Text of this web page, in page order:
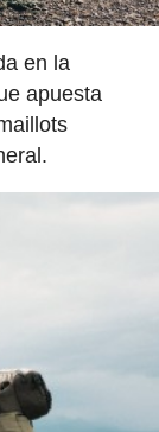
en la
apuesta